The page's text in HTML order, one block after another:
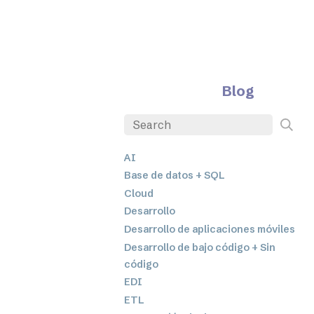
Blog
AI
Base de datos + SQL
Cloud
Desarrollo
Desarrollo de aplicaciones móviles
Desarrollo de bajo código + Sin
código
EDI
ETL